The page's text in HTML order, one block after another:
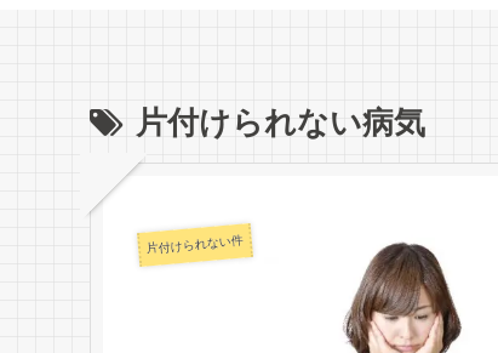
片付けられない病気
片付けられない件